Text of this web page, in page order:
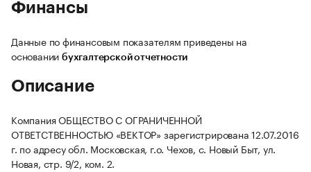
Финансы
Данные по финансовым показателям приведены на
основании бухгалтерской отчетности
Описание
Компания ОБЩЕСТВО С ОГРАНИЧЕННОЙ
ОТВЕТСТВЕННОСТЬЮ «ВЕКТОР» зарегистрирована 12.07.2016
г. по адресу обл. Московская, г.о. Чехов, с. Новый Быт, ул.
Новая, стр. 9/2, ком. 2.